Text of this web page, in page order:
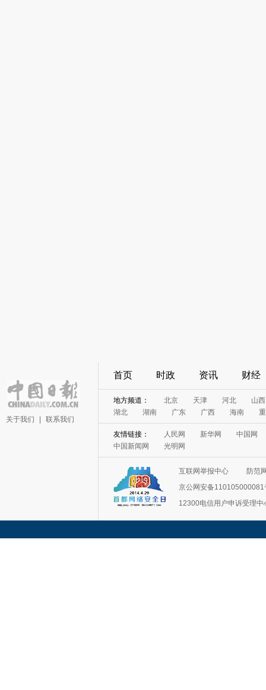
关于我们 联系我们
首页 时政 资讯 财经
地方频道： 北京 天津 河北
山西
湖北
湖南 广东 广西 海南
友情链接： 人民网 新华网
中国网
中国新闻网
光明网
互联网举报中心
防范
京公网安备110105000081
12300电信用户申诉受理中